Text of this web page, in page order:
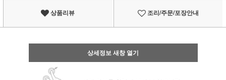
상품리뷰 조리/주문/포장안내
상세정보 새창 열기